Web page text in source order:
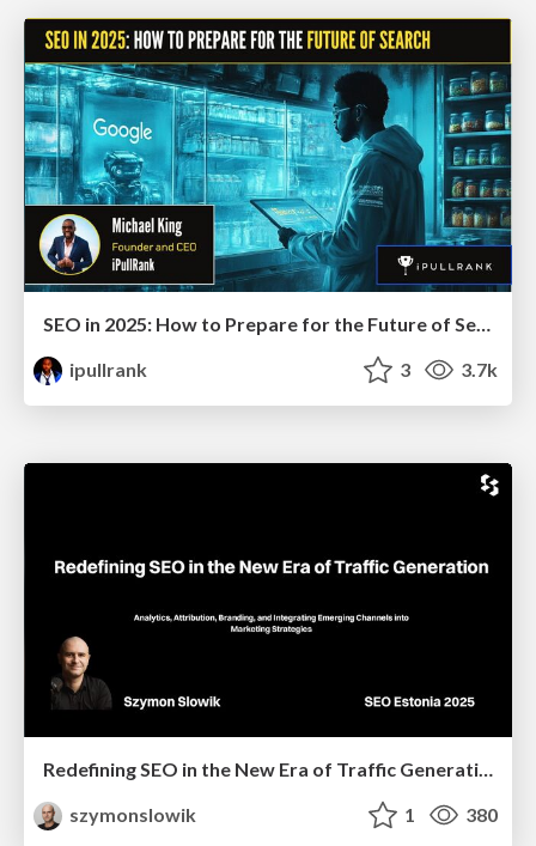
SEO in 2025: How to Prepare for the Future of Search
ipullrank
3 3.7k
Redefining SEO in the New Era of Traffic Generation
szymonslowik
1 380